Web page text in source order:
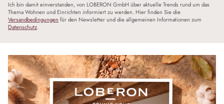
Ich bin damit einverstanden, von LOBERON GmbH über aktuelle Trends rund um das
Thema Wohnen und Einrichten informiert zu werden. Hier finden Sie die
Versandbedingungen für den Newsletter und die allgemeinen Informationen zum
Datenschutz.